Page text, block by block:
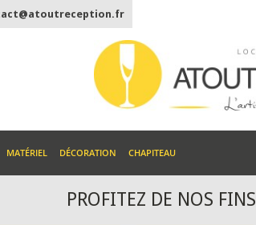
MATÉRIEL DÉCORATION CHAPITEAU
PROFITEZ DE NOS